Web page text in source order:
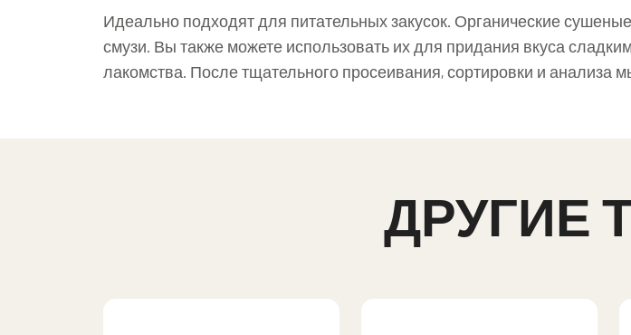
Идеально подходят для питательных закусок. Органические
смузи. Вы также можете использовать их для придания вкуса
лакомства. После тщательного просеивания, сортировки и анализа
ДРУГИЕ